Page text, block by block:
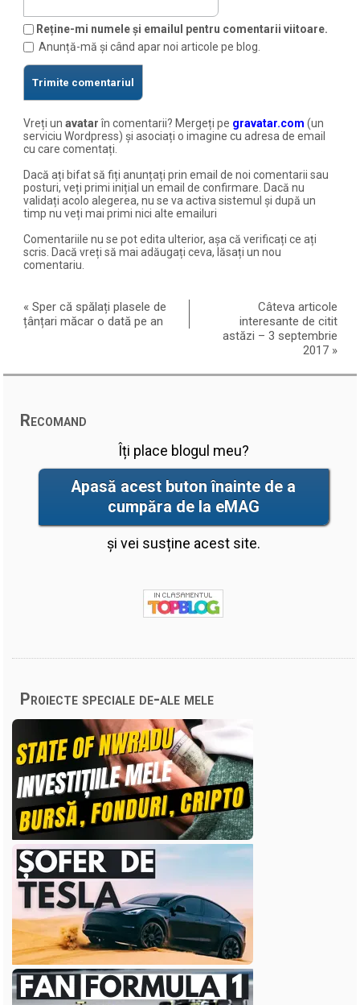
Reține-mi numele și emailul pentru comentarii viitoare.
Anunță-mă și când apar noi articole pe blog.
Vreți unavatarîn comentarii? Mergeți pe gravatar.com (un
serviciu Wordpress) și asociați o imagine cu adresa de email
cu care comentați.
Dacă ați bifat să fiți anunțați prin email de noi comentarii sau
posturi, veți primi inițial un email de confirmare. Dacă nu
validați acolo alegerea, nu se va activa sistemul și după un
timp nu veți mai primi nici alte emailuri
Comentariile nu se pot edita ulterior, așa că verificați ce ați
scris. Dacă vreți să mai adăugați ceva, lăsați un nou
comentariu.
«Sper că spălați plasele de
țânțari măcar o dată pe an
Câteva articole
interesante de citit
astăzi – 3 septembrie
2017 »
Recomand
Îți place blogul meu?
Apasă acest buton înainte de a
cumpăra de la eMAG
și vei susține acest site.
Proiecte speciale de-ale mele